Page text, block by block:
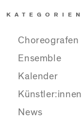
KATEGORIEN
Choreografen
Ensemble
Kalender
Künstler:innen
News